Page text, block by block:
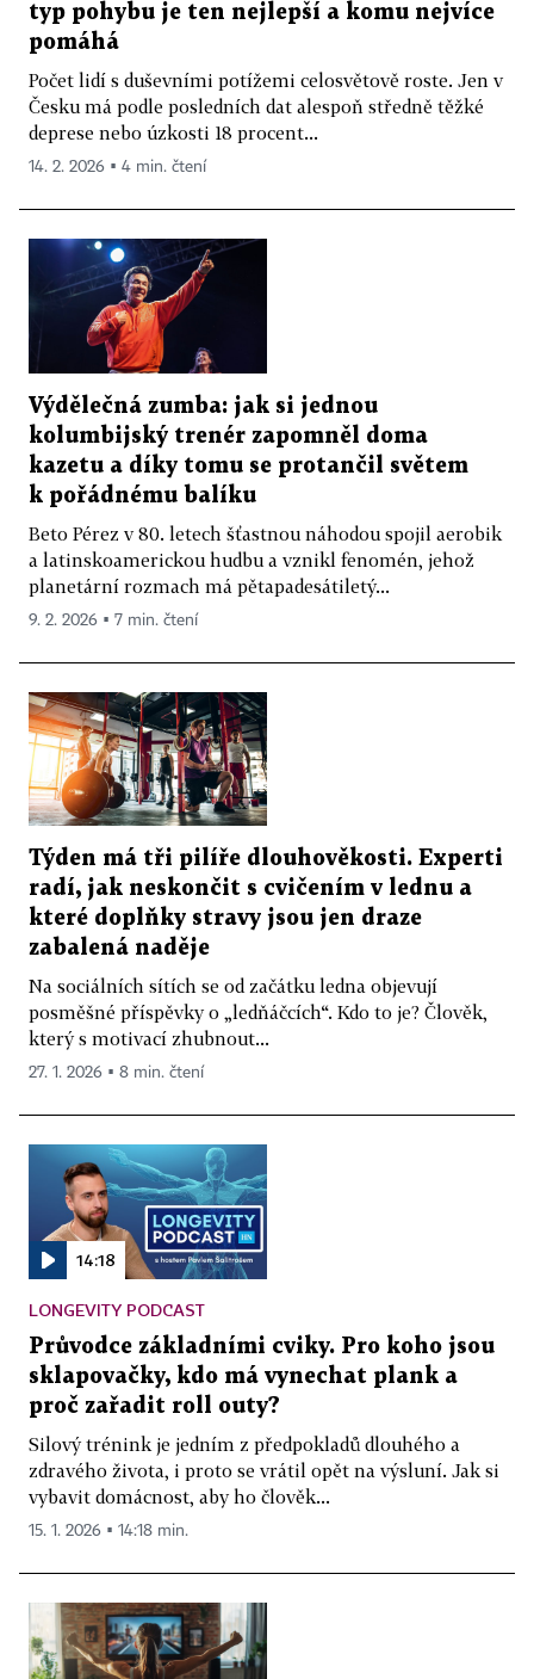
typ pohybu je ten nejlepší a komu nejvíce
pomáhá
Počet lidí s duševními potížemi celosvětově roste. Jen v
Česku má podle posledních dat alespoň středně těžké
deprese nebo úzkosti 18 procent...
14. 2. 2026 ▪ 4 min. čtení
Výdělečná zumba: jak si jednou
kolumbijský trenér zapomněl doma
kazetu a díky tomu se protančil světem
k pořádnému balíku
Beto Pérez v 80. letech šťastnou náhodou spojil aerobik
a latinskoamerickou hudbu a vznikl fenomén, jehož
planetární rozmach má pětapadesátiletý...
9. 2. 2026 ▪ 7 min. čtení
Týden má tři pilíře dlouhověkosti. Experti
radí, jak neskončit s cvičením v lednu a
které doplňky stravy jsou jen draze
zabalená naděje
Na sociálních sítích se od začátku ledna objevují
posměšné příspěvky o „ledňáčcích“. Kdo to je? Člověk,
který s motivací zhubnout...
27. 1. 2026 ▪ 8 min. čtení
14:18
LONGEVITY PODCAST
Průvodce základními cviky. Pro koho jsou
sklapovačky, kdo má vynechat plank a
proč zařadit roll outy?
Silový trénink je jedním z předpokladů dlouhého a
zdravého života, i proto se vrátil opět na výsluní. Jak si
vybavit domácnost, aby ho člověk...
15. 1. 2026 ▪ 14:18 min.